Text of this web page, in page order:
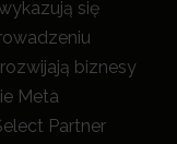
się
biznesy
Meta
Partner